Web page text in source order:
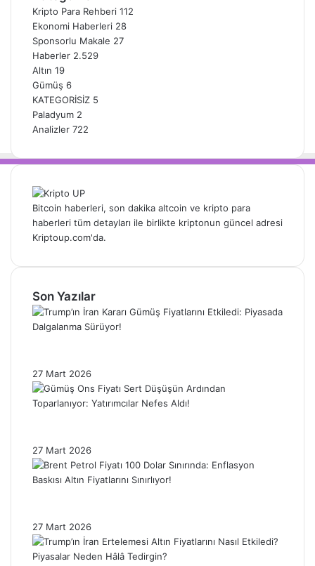
Kripto Para Rehberi 112
Ekonomi Haberleri 28
Sponsorlu Makale 27
Haberler 2.529
Altın 19
Gümüş 6
KATEGORİSİZ 5
Paladyum 2
Analizler 722
Bitcoin haberleri, son dakika altcoin ve kripto para
haberleri tüm detayları ile birlikte kriptonun güncel adresi
Kriptoup.com'da.
Son Yazılar
27 Mart 2026
27 Mart 2026
27 Mart 2026